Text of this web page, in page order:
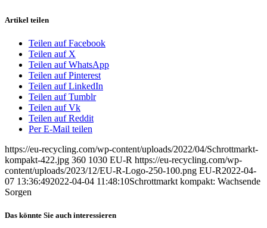
Artikel teilen
Teilen auf Facebook
Teilen auf X
Teilen auf WhatsApp
Teilen auf Pinterest
Teilen auf LinkedIn
Teilen auf Tumblr
Teilen auf Vk
Teilen auf Reddit
Per E-Mail teilen
https://eu-recycling.com/wp-content/uploads/2022/04/Schrottmarkt-
kompakt-422.jpg 360 1030 EU-R https://eu-recycling.com/wp-
content/uploads/2023/12/EU-R-Logo-250-100.png EU-R2022-04-
07 13:36:492022-04-04 11:48:10Schrottmarkt kompakt: Wachsende
Sorgen
Das könnte Sie auch interessieren